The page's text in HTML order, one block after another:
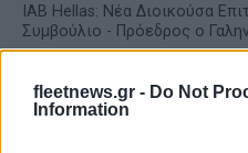
fleetnews.gr - Do Not
Information
IAB Hellas: Νέα Διοικούσα
Συμβούλιο - Πρόεδρος ο